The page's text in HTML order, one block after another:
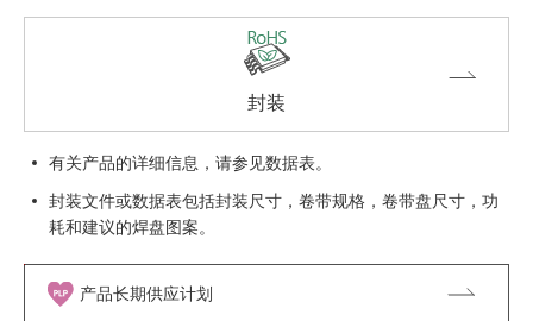
封装
有关产品的详细信息，请参见数据表。
封装文件或数据表包括封装尺寸，卷带规格，卷带盘尺寸，功
耗和建议的焊盘图案。
产品长期供应计划